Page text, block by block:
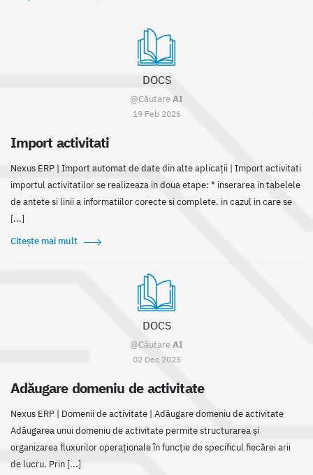
DOCS
@CăutareAI
19 Feb 2026
Import activitati
Nexus ERP | Import automat de date din alte aplicații | Import activitati
importul activitatilor se realizeaza in doua etape: * inserarea in tabelele
de antete si linii a informatiilor corecte si complete. in cazul in care se
[...]
Citește mai mult
DOCS
@CăutareAI
02 Dec 2025
Adăugare domeniu de activitate
Nexus ERP | Domenii de activitate | Adăugare domeniu de activitate
Adăugarea unui domeniu de activitate permite structurarea și
organizarea fluxurilor operaționale în funcție de specificul fiecărei arii
de lucru. Prin [...]